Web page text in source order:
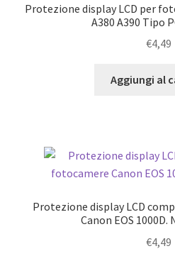
Protezione display LCD per
A380 A390 Tipo
€4,49
Aggiungi al
Protezione display LCD
Canon EOS
€4,49